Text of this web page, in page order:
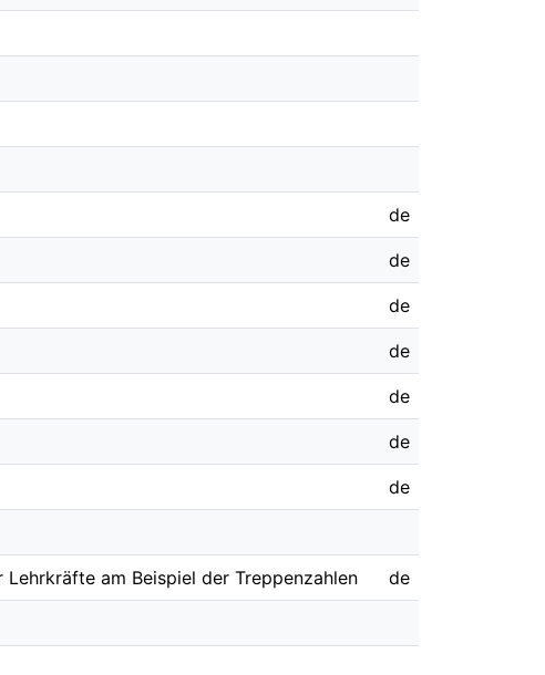
de
de
de
de
de
de
de
am Beispiel der Treppenzahlen de